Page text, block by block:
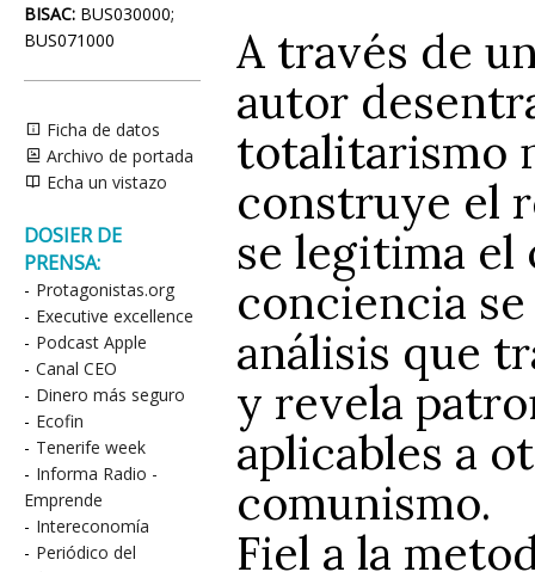
BISAC: BUS030000;
BUS071000
Ficha de datos
Archivo de portada
Echa un vistazo
DOSIER DE
PRENSA:
- Protagonistas.org
- Executive excellence
- Podcast Apple
- Canal CEO
- Dinero más seguro
- Ecofin
- Tenerife week
- Informa Radio -
Emprende
- Intereconomía
- Periódico del
A través de
autor
totalitarismo
construye el
se legitima el
conciencia
análisis que
y revela
aplicables a
comunismo.
Fiel a la